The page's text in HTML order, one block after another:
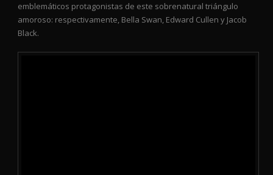
emblemáticos protagonistas de este sobrenatural triángulo
amoroso: respectivamente, Bella Swan, Edward Cullen y Jacob
Black.